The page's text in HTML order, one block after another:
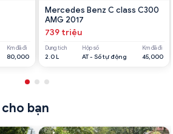
Km đã đi
80,000
Mercedes Benz C class C300
AMG 2017
739 triệu
Dung tích
2.0 L
Hộp số
AT - Số tự động
Km đã đi
45,000
bạn